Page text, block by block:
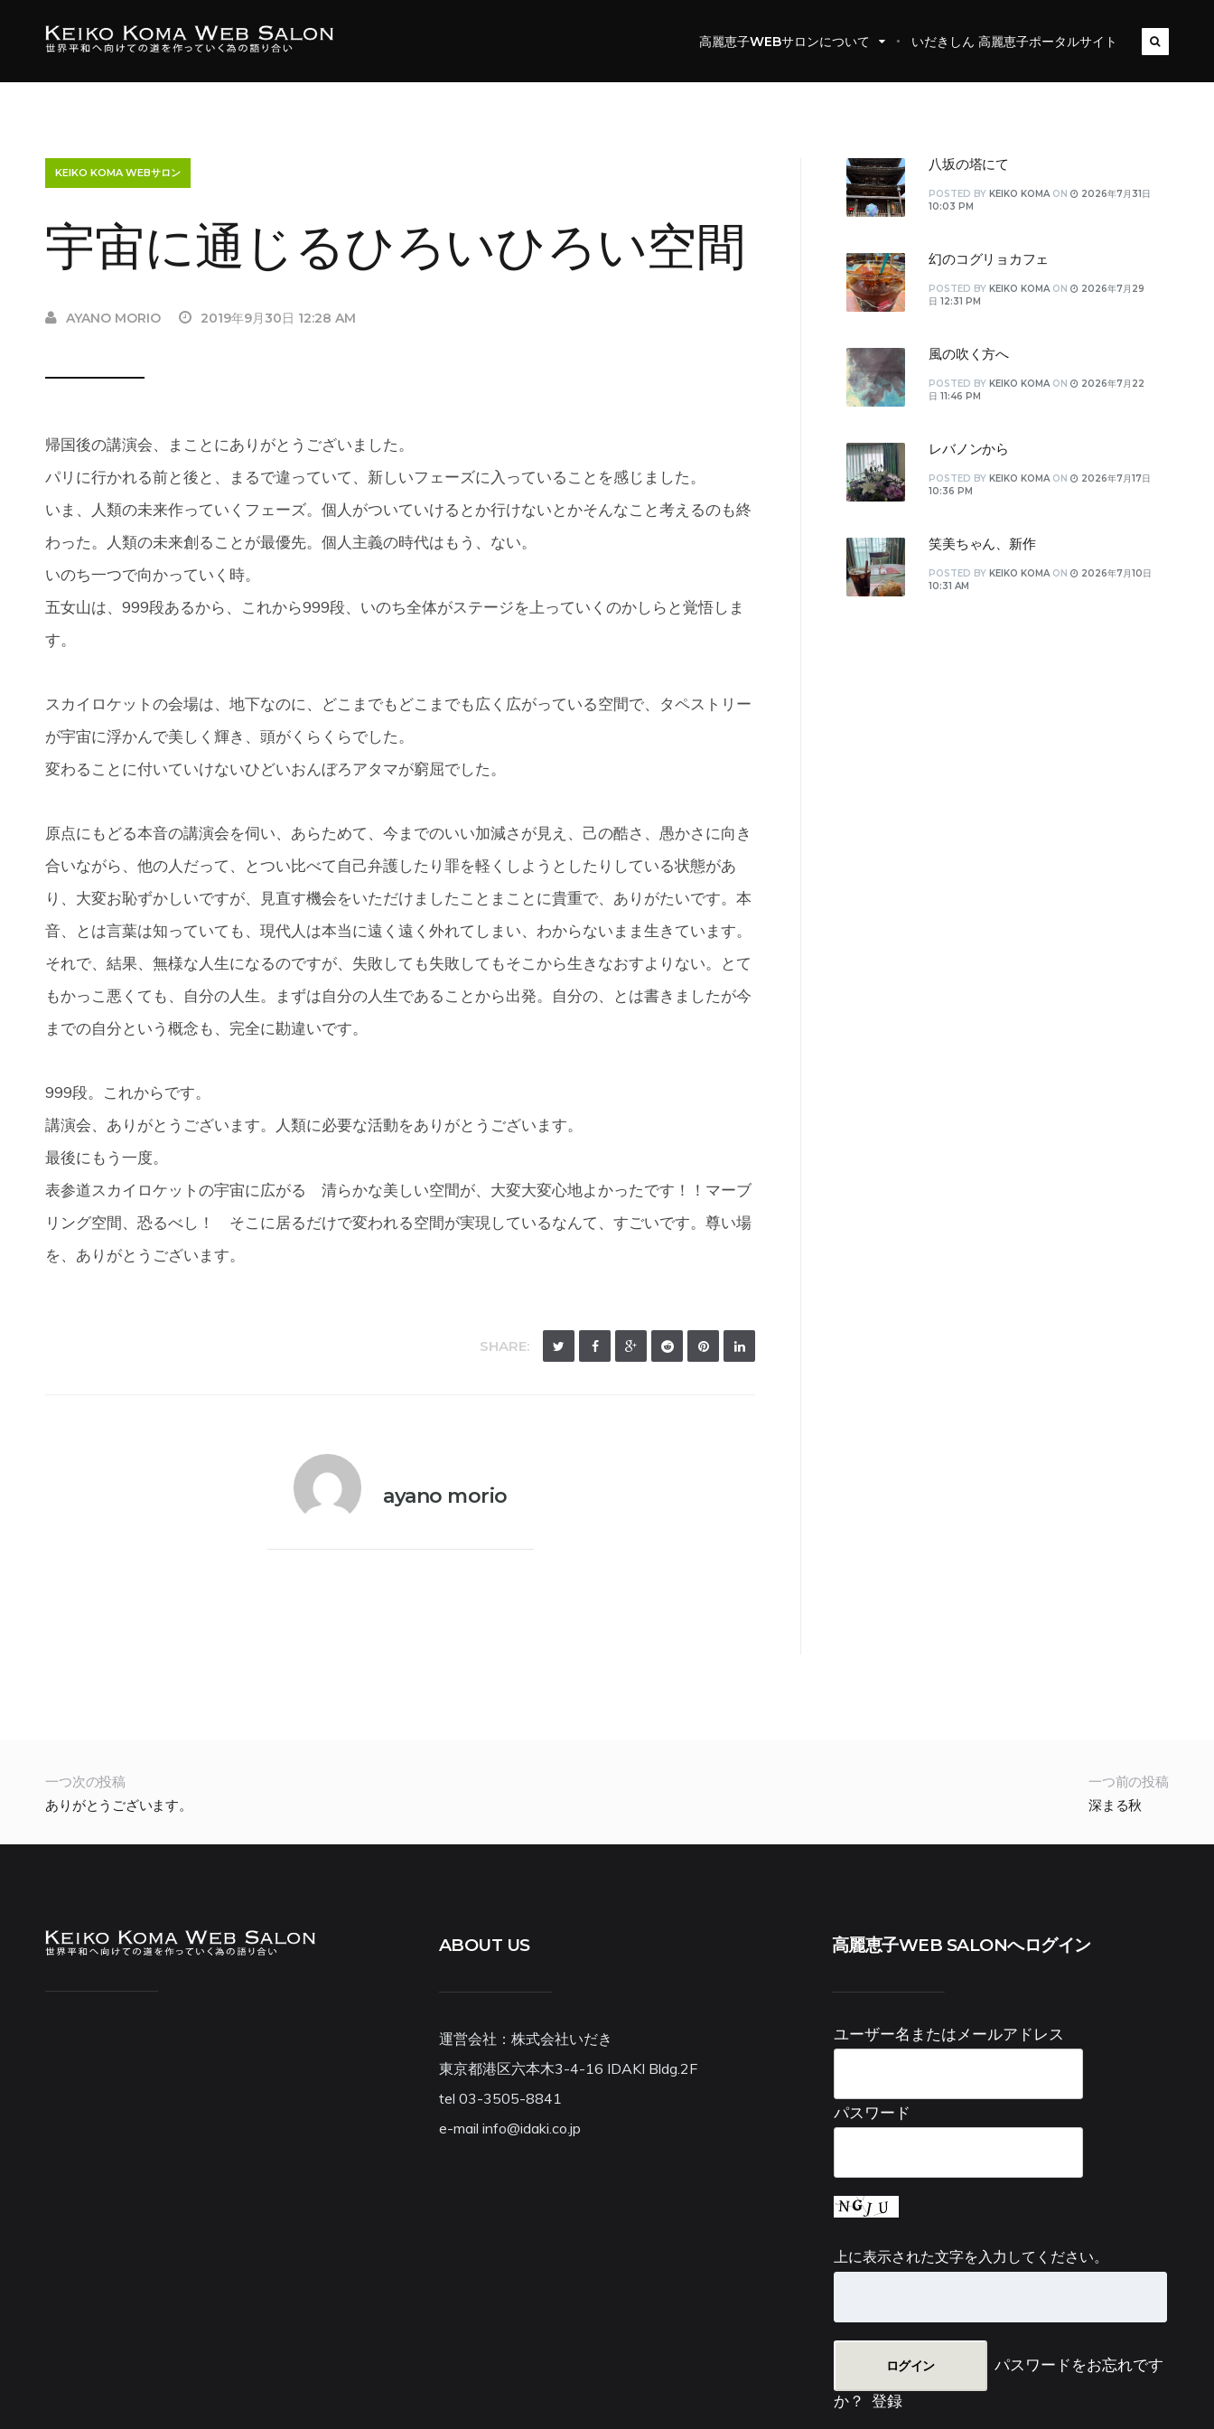
高麗恵子WEBサロンについて いだきしん 高麗恵子ポータルサイト
KEIKO KOMA WEBサロン
宇宙に通じるひろいひろい空間
AYANO MORIO 2019年9月30日 12:28 AM
帰国後の講演会、まことにありがとうございました。
パリに行かれる前と後と、まるで違っていて、新しいフェーズに入っていることを感じました。
いま、人類の未来作っていくフェーズ。個人がついていけるとか行けないとかそんなこと考えるのも終
わった。人類の未来創ることが最優先。個人主義の時代はもう、ない。
いのち一つで向かっていく時。
五女山は、999段あるから、これから999段、いのち全体がステージを上っていくのかしらと覚悟しま
す。
スカイロケットの会場は、地下なのに、どこまでもどこまでも広く広がっている空間で、タペストリー
が宇宙に浮かんで美しく輝き、頭がくらくらでした。
変わることに付いていけないひどいおんぼろアタマが窮屈でした。
原点にもどる本音の講演会を伺い、あらためて、今までのいい加減さが見え、己の酷さ、愚かさに向き
合いながら、他の人だって、とつい比べて自己弁護したり罪を軽くしようとしたりしている状態があ
り、大変お恥ずかしいですが、見直す機会をいただけましたことまことに貴重で、ありがたいです。本
音、とは言葉は知っていても、現代人は本当に遠く遠く外れてしまい、わからないまま生きています。
それで、結果、無様な人生になるのですが、失敗しても失敗してもそこから生きなおすよりない。とて
もかっこ悪くても、自分の人生。まずは自分の人生であることから出発。自分の、とは書きましたが今
までの自分という概念も、完全に勘違いです。
999段。これからです。
講演会、ありがとうございます。人類に必要な活動をありがとうございます。
最後にもう一度。
表参道スカイロケットの宇宙に広がる 清らかな美しい空間が、大変大変心地よかったです！！マーブ
リング空間、恐るべし！ そこに居るだけで変われる空間が実現しているなんて、すごいです。尊い場
を、ありがとうございます。
SHARE:
ayano morio
八坂の塔にて
POSTED BY KEIKO KOMA ON
2026年7月31日
10:03 PM
幻のコグリョカフェ
POSTED BY KEIKO KOMA ON
2026年7月29
日 12:31 PM
風の吹く方へ
POSTED BY KEIKO KOMA ON
2026年7月22
日 11:46 PM
レバノンから
POSTED BY KEIKO KOMA ON
2026年7月17日
10:36 PM
笑美ちゃん、新作
POSTED BY KEIKO KOMA ON
2026年7月10日
10:31 AM
一つ前の投稿
深まる秋
一つ次の投稿
ありがとうございます。
ABOUT US
運営会社：株式会社いだき
東京都港区六本木3-4-16 IDAKI Bldg.2F
tel 03-3505-8841
e-mail info@idaki.co.jp
高麗恵子WEB SALONへログイン
ユーザー名またはメールアドレス
パスワード
上に表示された文字を入力してください。
パスワードをお忘れです
か？ 登録